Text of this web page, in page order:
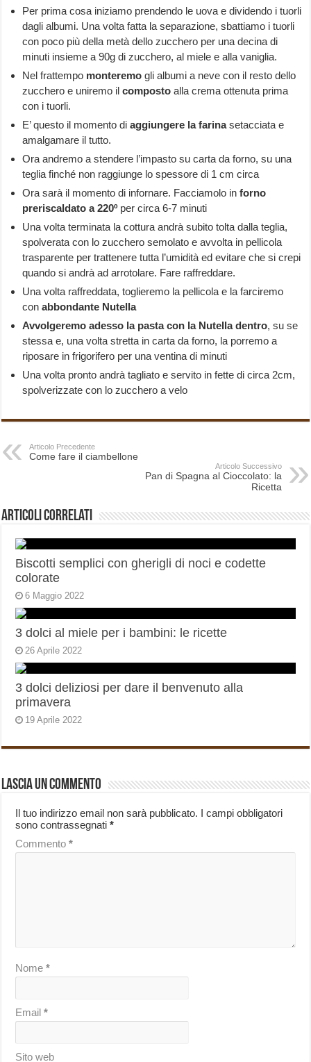
Per prima cosa iniziamo prendendo le uova e dividendo i tuorli
dagli albumi. Una volta fatta la separazione, sbattiamo i tuorli
con poco più della metà dello zucchero per una decina di
minuti insieme a 90g di zucchero, al miele e alla vaniglia.
Nel frattempo monteremo gli albumi a neve con il resto dello
zucchero e uniremo ilcomposto alla crema ottenuta prima
con i tuorli.
E’ questo il momento diaggiungere la farinasetacciata e
amalgamare il tutto.
Ora andremo a stendere l’impasto su carta da forno, su una
teglia finché non raggiunge lo spessore di 1 cm circa
Ora sarà il momento di infornare. Facciamolo inforno
preriscaldato a 220ºper circa 6-7 minuti
Una volta terminata la cottura andrà subito tolta dalla teglia,
spolverata con lo zucchero semolato e avvolta in pellicola
trasparente per trattenere tutta l’umidità ed evitare che si crepi
quando si andrà ad arrotolare. Fare raffreddare.
Una volta raffreddata, toglieremo la pellicola e la farciremo
conabbondante Nutella
Avvolgeremo adesso la pasta con la Nutella dentro, su se
stessa e, una volta stretta in carta da forno, la porremo a
riposare in frigorifero per una ventina di minuti
Una volta pronto andrà tagliato e servito in fette di circa 2cm,
spolverizzate con lo zucchero a velo
Articolo Precedente
Come fare il ciambellone
Articolo Successivo
Pan di Spagna al Cioccolato: la
Ricetta
Articoli correlati
Biscotti semplici con gherigli di noci e codette
colorate
6 Maggio 2022
3 dolci al miele per i bambini: le ricette
26 Aprile 2022
3 dolci deliziosi per dare il benvenuto alla
primavera
19 Aprile 2022
Lascia un commento
Il tuo indirizzo email non sarà pubblicato. I campi obbligatori
sono contrassegnati*
Commento*
Nome*
Email*
Sito web